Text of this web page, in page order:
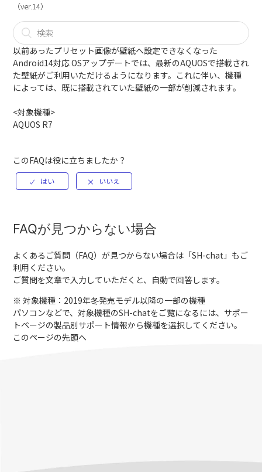
（ver.14）
以前あったプリセット画像が壁紙へ設定できなくなった
Android14対応 OSアップデートでは、最新のAQUOSで搭載され
た壁紙がご利用いただけるようになります。これに伴い、機種
によっては、既に搭載されていた壁紙の一部が削減されます。
<対象機種>
AQUOS R7
このFAQは役に立ちましたか？
FAQが見つからない場合
よくあるご質問（FAQ）が見つからない場合は「SH-chat 」もご
利用ください。
ご質問を文章で入力していただくと、自動で回答します。
※ 対象機種：2019年冬発売モデル以降の一部の機種
パソコンなどで、対象機種のSH-chatをご覧になるには、サポー
トページの製品別サポート情報から機種を選択してください。
このページの先頭へ